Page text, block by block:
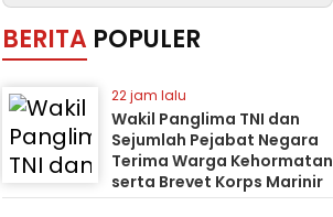
BERITA POPULER
22 jam lalu
Wakil Panglima TNI dan
Sejumlah Pejabat Negara
Terima Warga Kehormatan
serta Brevet Korps Marinir